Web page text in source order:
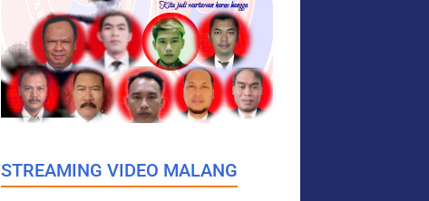
STREAMING VIDEO MALANG